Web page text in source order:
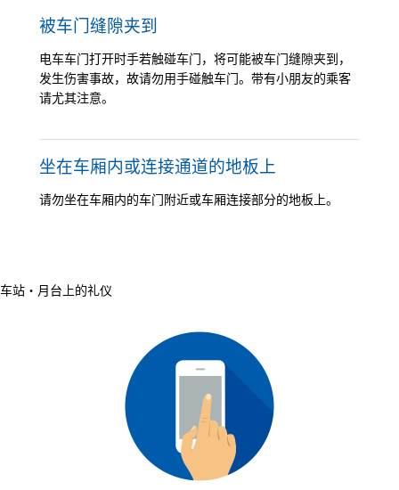
被车门缝隙夹到
电车车门打开时手若触碰车门，将可能被车门缝隙夹到，
发生伤害事故，故请勿用手碰触车门。带有小朋友的乘客
请尤其注意。
坐在车厢内或连接通道的地板上
请勿坐在车厢内的车门附近或车厢连接部分的地板上。
车站・月台上的礼仪